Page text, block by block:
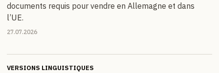
documents requis pour vendre en Allemagne et dans
l’UE.
27.07.2026
VERSIONS LINGUISTIQUES